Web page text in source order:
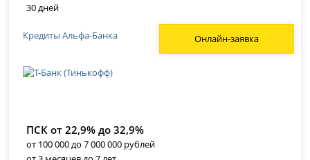
30 дней
Онлайн-заявка
Кредиты Альфа-Банка
ПСК от 22,9% до 32,9%
от 100 000 до 7 000 000 рублей